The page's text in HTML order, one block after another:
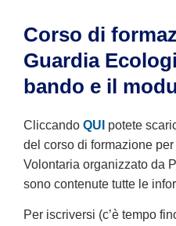
Corso di
Guardia
bando e il
Cliccando QUI potete
del corso di formazione
Volontaria organizzato da
sono contenute tutte le
Per iscriversi (c’è tempo